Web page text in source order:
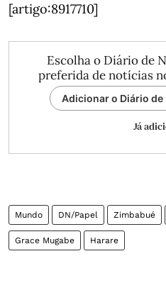
[artigo:8917710]
Escolha o Diário de
preferida de notícias
Adicionar o Diário
Já
Mundo DN/Papel Zimbabué
Grace Mugabe Harare